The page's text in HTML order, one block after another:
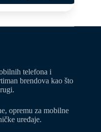
telefona i
brendova kao što
opremu za mobilne
uređaje.